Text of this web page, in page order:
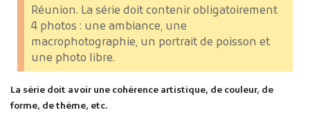
Réunion. La série doit contenir obligatoirement
4 photos : une ambiance, une
macrophotographie, un portrait de poisson et
une photo libre.
La série doit avoir une cohérence artistique, de couleur, de
forme, de thème, etc.